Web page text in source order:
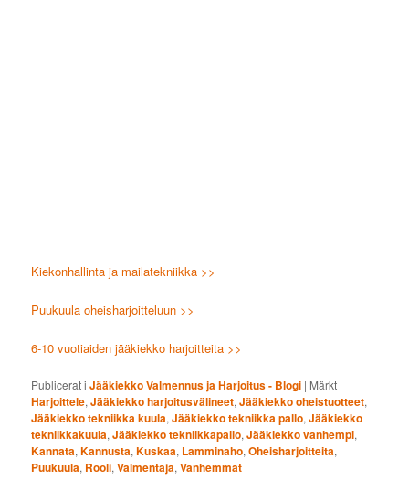
Kiekonhallinta ja mailatekniikka >>
Puukuula oheisharjoitteluun >>
6-10 vuotiaiden jääkiekko harjoitteita >>
Publicerat i Jääkiekko Valmennus ja Harjoitus - Blogi | Märkt
Harjoittele,Jääkiekko harjoitusvälineet,Jääkiekko oheistuotteet,
Jääkiekko tekniikka kuula,Jääkiekko tekniikka pallo,Jääkiekko
tekniikkakuula,Jääkiekko tekniikkapallo,Jääkiekko vanhempi,
Kannata,Kannusta,Kuskaa, Lamminaho,Oheisharjoitteita,
Puukuula, Rooli,Valmentaja,Vanhemmat